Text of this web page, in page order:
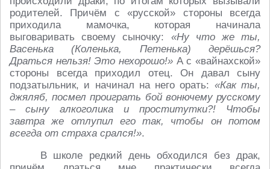
родителей. Причём с «русской» стороны всегда
приходила мамочка, которая начинала
выговаривать своему сыночку: «Ну что же ты,
Васенька (Коленька, Петенька) дерёшься?
Драться нельзя! Это нехорошо!» А с «вайнахской»
стороны всегда приходил отец. Он давал сыну
подзатыльник, и начинал на него орать: «Как ты,
джяляб, посмел проиграть бой вонючему русскому
– сыну алкоголика и проститутки?! Чтобы
завтра же отлупил его так, чтобы он потом
всегда от страха срался!».
В школе редкий день обходился без драк,